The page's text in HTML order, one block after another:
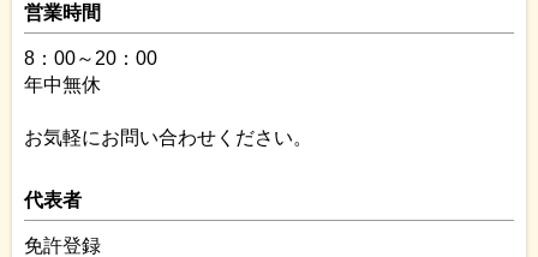
営業時間
8：00～20：00
年中無休
お気軽にお問い合わせください。
代表者
免許登録